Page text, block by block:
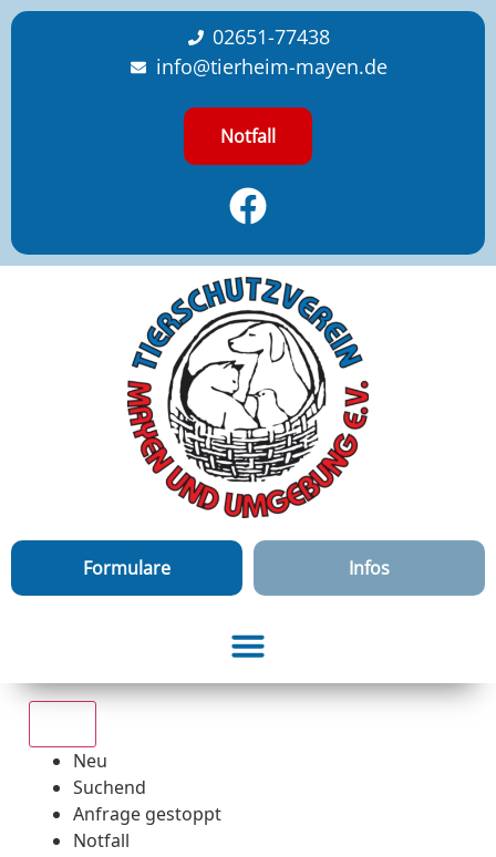
content
02651-77438
info@tierheim-mayen.de
Notfall
Formulare Infos
Neu
Suchend
Anfrage gestoppt
Notfall